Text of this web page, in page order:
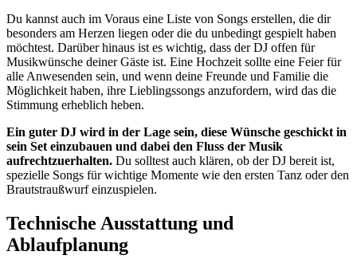
Du kannst auch im Voraus eine Liste von Songs erstellen, die dir
besonders am Herzen liegen oder die du unbedingt gespielt haben
möchtest. Darüber hinaus ist es wichtig, dass der DJ offen für
Musikwünsche deiner Gäste ist. Eine Hochzeit sollte eine Feier für
alle Anwesenden sein, und wenn deine Freunde und Familie die
Möglichkeit haben, ihre Lieblingssongs anzufordern, wird das die
Stimmung erheblich heben.
Ein guter DJ wird in der Lage sein, diese Wünsche geschickt in
sein Set einzubauen und dabei den Fluss der Musik
aufrechtzuerhalten. Du solltest auch klären, ob der DJ bereit ist,
spezielle Songs für wichtige Momente wie den ersten Tanz oder den
Brautstraußwurf einzuspielen.
Technische Ausstattung und
Ablaufplanung